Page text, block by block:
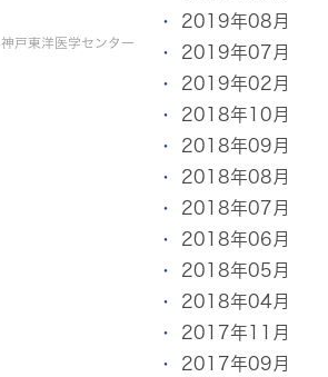
神戸東洋医学センター
2019年08月
2019年07月
2019年02月
2018年10月
2018年09月
2018年08月
2018年07月
2018年06月
2018年05月
2018年04月
2017年11月
2017年09月